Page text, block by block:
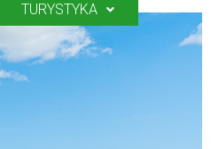
TURYSTYKA